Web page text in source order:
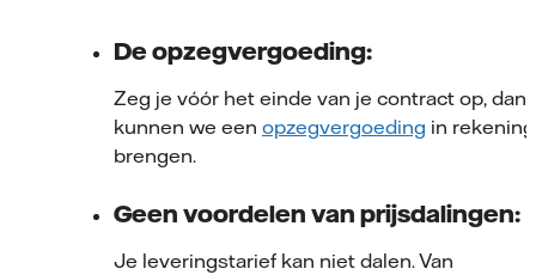
De opzegvergoeding:
Zeg je vóór het einde van je contract op, dan
kunnen we een opzegvergoeding in rekening
brengen.
Geen voordelen van prijsdalingen:
Je leveringstarief kan niet dalen. Van